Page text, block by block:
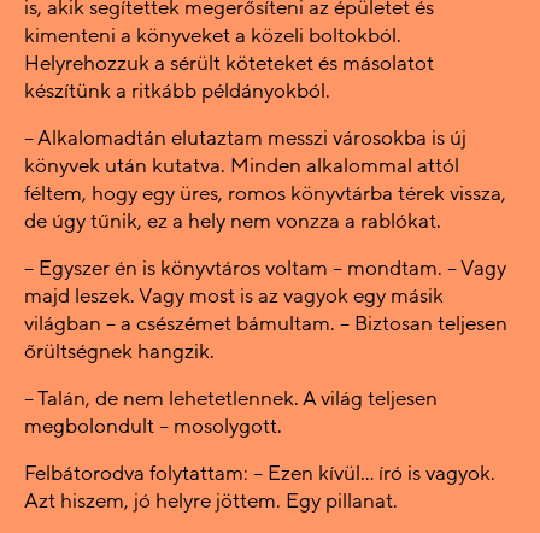
is, akik segítettek megerősíteni az épületet és
kimenteni a könyveket a közeli boltokból.
Helyrehozzuk a sérült köteteket és másolatot
készítünk a ritkább példányokból.
– Alkalomadtán elutaztam messzi városokba is új
könyvek után kutatva. Minden alkalommal attól
féltem, hogy egy üres, romos könyvtárba térek vissza,
de úgy tűnik, ez a hely nem vonzza a rablókat.
– Egyszer én is könyvtáros voltam – mondtam. – Vagy
majd leszek. Vagy most is az vagyok egy másik
világban – a csészémet bámultam. – Biztosan teljesen
őrültségnek hangzik.
– Talán, de nem lehetetlennek. A világ teljesen
megbolondult – mosolygott.
Felbátorodva folytattam: – Ezen kívül… író is vagyok.
Azt hiszem, jó helyre jöttem. Egy pillanat.